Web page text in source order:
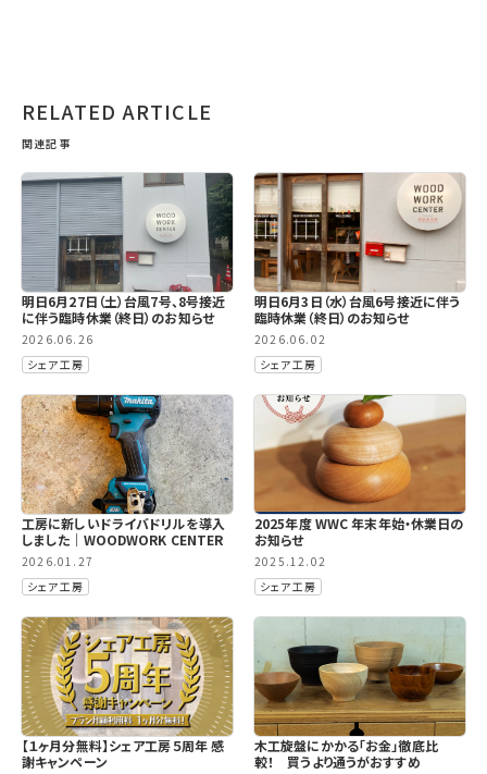
RELATED ARTICLE
関連記事
明日6月27日（土）台風7号、8号接近
に伴う臨時休業（終日）のお知らせ
2026.06.26
シェア工房
明日6月3日（水）台風6号接近に伴う
臨時休業（終日）のお知らせ
2026.06.02
シェア工房
工房に新しいドライバドリルを導入
しました｜WOODWORK CENTER
2026.01.27
シェア工房
2025年度 WWC 年末年始・休業日の
お知らせ
2025.12.02
シェア工房
【１ヶ月分無料】シェア工房５周年 感
謝キャンペーン
木工旋盤にかかる「お金」徹底比
較！ 買うより通うがおすすめ